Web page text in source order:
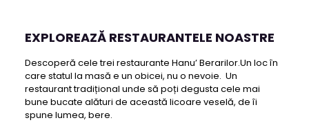
EXPLOREAZĂ RESTAURANTELE NOASTRE
Descoperă cele trei restaurante Hanu’ Berarilor.Un loc în
care statul la masă e un obicei, nu o nevoie. Un
restaurant tradițional unde să poți degusta cele mai
bune bucate alături de această licoare veselă, de îi
spune lumea, bere.